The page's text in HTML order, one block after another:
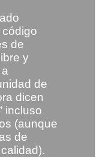
de
y
de
dicen
incluso
(aunque
de